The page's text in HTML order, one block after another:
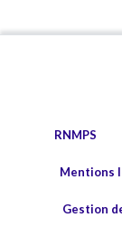
RNMPS
Mentions
Gestion